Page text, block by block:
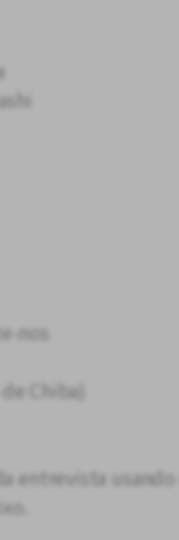
nos
Chiba)
entrevista usando o